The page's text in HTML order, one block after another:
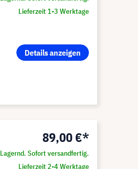
Lieferzeit 1-3 Werktage
Details anzeigen
89,00 €*
Lagernd. Sofort versandfertig.
Lieferzeit 2-4 Werktage